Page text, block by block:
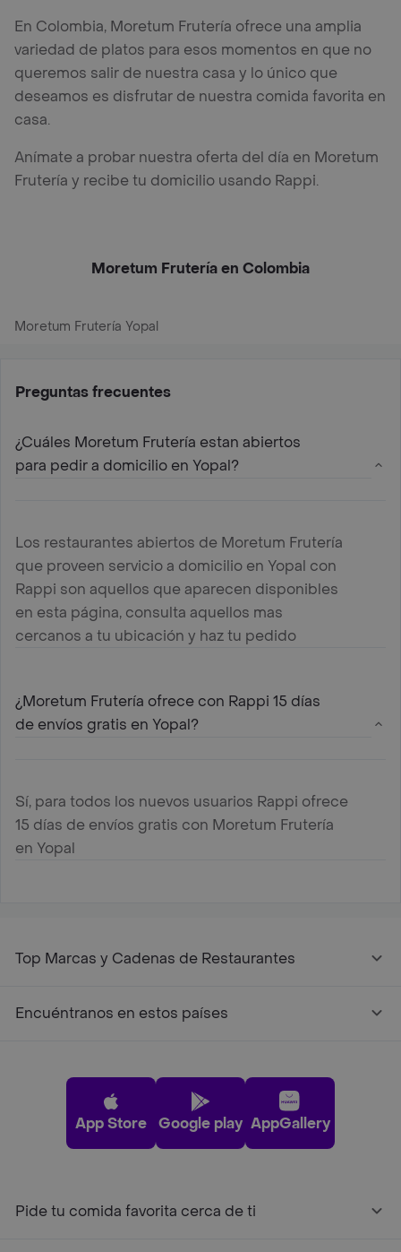
En Colombia, Moretum Frutería ofrece una amplia
variedad de platos para esos momentos en que no
queremos salir de nuestra casa y lo único que
deseamos es disfrutar de nuestra comida favorita en
casa.
Anímate a probar nuestra oferta del día en Moretum
Frutería y recibe tu domicilio usando Rappi.
Moretum Frutería en Colombia
Moretum Frutería Yopal
Preguntas frecuentes
¿Cuáles Moretum Frutería estan abiertos
para pedir a domicilio en Yopal?
Los restaurantes abiertos de Moretum Frutería
que proveen servicio a domicilio en Yopal con
Rappi son aquellos que aparecen disponibles
en esta página, consulta aquellos mas
cercanos a tu ubicación y haz tu pedido
¿Moretum Frutería ofrece con Rappi 15 días
de envíos gratis en Yopal?
Sí, para todos los nuevos usuarios Rappi ofrece
15 días de envíos gratis con Moretum Frutería
en Yopal
Top Marcas y Cadenas de Restaurantes
Encuéntranos en estos países
App Store Google play AppGallery
Pide tu comida favorita cerca de ti